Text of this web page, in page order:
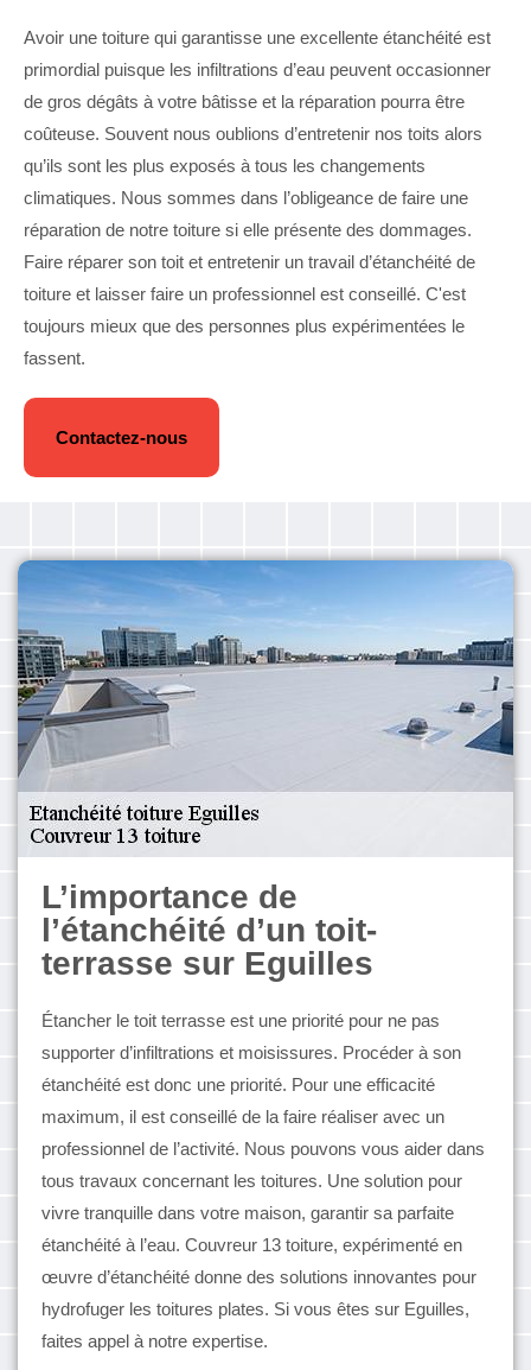
Avoir une toiture qui garantisse une excellente étanchéité est
primordial puisque les infiltrations d’eau peuvent occasionner
de gros dégâts à votre bâtisse et la réparation pourra être
coûteuse. Souvent nous oublions d’entretenir nos toits alors
qu’ils sont les plus exposés à tous les changements
climatiques. Nous sommes dans l’obligeance de faire une
réparation de notre toiture si elle présente des dommages.
Faire réparer son toit et entretenir un travail d’étanchéité de
toiture et laisser faire un professionnel est conseillé. C'est
toujours mieux que des personnes plus expérimentées le
fassent.
Contactez-nous
L’importance de
l’étanchéité d’un toit-
terrasse sur Eguilles
Étancher le toit terrasse est une priorité pour ne pas
supporter d’infiltrations et moisissures. Procéder à son
étanchéité est donc une priorité. Pour une efficacité
maximum, il est conseillé de la faire réaliser avec un
professionnel de l’activité. Nous pouvons vous aider dans
tous travaux concernant les toitures. Une solution pour
vivre tranquille dans votre maison, garantir sa parfaite
étanchéité à l’eau. Couvreur 13 toiture, expérimenté en
œuvre d’étanchéité donne des solutions innovantes pour
hydrofuger les toitures plates. Si vous êtes sur Eguilles,
faites appel à notre expertise.